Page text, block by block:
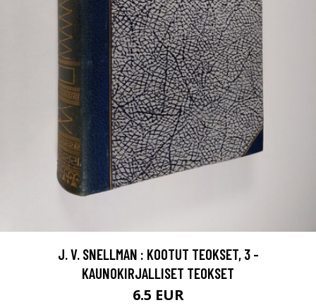
J. V. SNELLMAN : KOOTUT TEOKSET, 3 -
KAUNOKIRJALLISET TEOKSET
6.5 EUR